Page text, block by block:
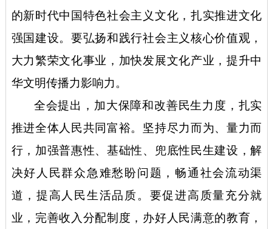
的新时代中国特色社会主义文化，扎实推进文化
强国建设。要弘扬和践行社会主义核心价值观，
大力繁荣文化事业，加快发展文化产业，提升中
华文明传播力影响力。
全会提出，加大保障和改善民生力度，扎实
推进全体人民共同富裕。坚持尽力而为、量力而
行，加强普惠性、基础性、兜底性民生建设，解
决好人民群众急难愁盼问题，畅通社会流动渠
道，提高人民生活品质。要促进高质量充分就
业，完善收入分配制度，办好人民满意的教育，